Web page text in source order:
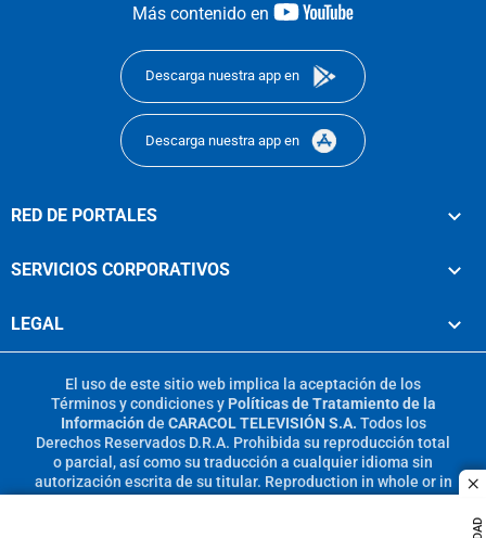
Más contenido en
youtube-
Descarga nuestra app en
Descarga nuestra app en
RED DE PORTALES
SERVICIOS CORPORATIVOS
LEGAL
El uso de este sitio web implica la aceptación de los
Términos y condicionesy Políticas de Tratamiento de la
Información de CARACOL TELEVISIÓN S.A. Todos los
Derechos Reservados D.R.A. Prohibida su reproducción total
o parcial, así como su traducción a cualquier idioma sin
autorización escrita de su titular. Reproduction in whole or in